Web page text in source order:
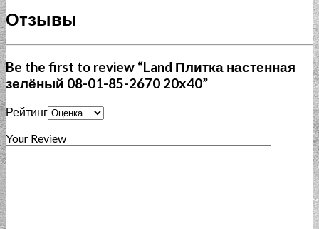
Отзывы
Be the first to review “Land Плитка настенная
зелёный 08-01-85-2670 20х40”
Рейтинг
Your Review